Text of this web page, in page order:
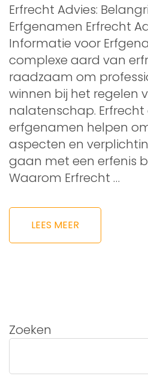
Erfrecht Advies:
Erfgenamen Erfrecht
Informatie voor
complexe aard van
raadzaam om
winnen bij het regelen
nalatenschap. Erfrecht
erfgenamen helpen
aspecten en
gaan met een erfenis
Waarom Erfrecht …
LEES MEER
Zoeken